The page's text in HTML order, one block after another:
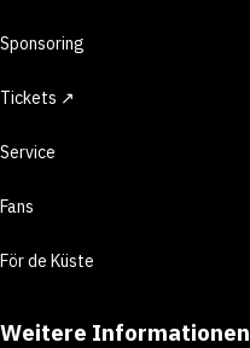
Sponsoring
Tickets ↗
Service
Fans
För de Küste
Weitere Informationen